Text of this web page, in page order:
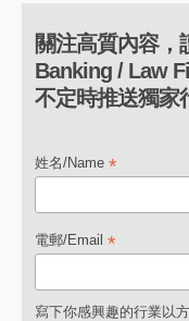
關注高質內容，
Banking / Law
不定時推送獨家
姓名/Name*
電郵/Email*
寫下你感興趣的行業以